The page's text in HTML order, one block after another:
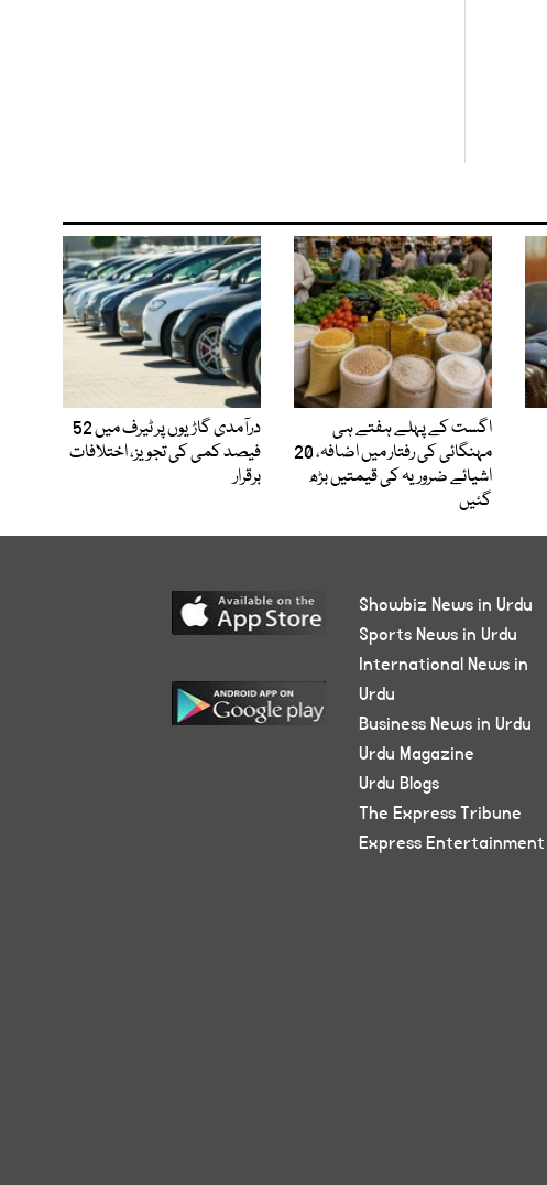
اگست کے پہلے ہفتے ہی
مہنگائی کی رفتار میں اضافہ، 20
اشیائے ضروریہ کی قیمتیں بڑھ
گئیں
درآمدی گاڑیوں پر ٹیرف میں 52
فیصد کمی کی تجویز، اختلافات
برقرار
Showbiz News in Urdu
Sports News in Urdu
International News in
Urdu
Business News in Urdu
Urdu Magazine
Urdu Blogs
The Express Tribune
Express Entertainment